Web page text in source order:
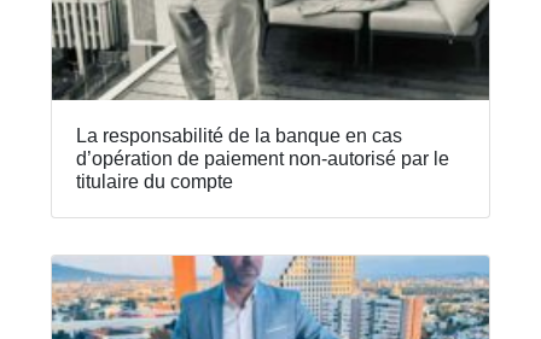
La responsabilité de la banque en cas
d’opération de paiement non-autorisé par le
titulaire du compte